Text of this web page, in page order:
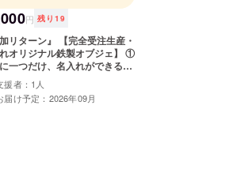
円 残り 19
加リターン』 【完全受注生産・
オリジナル鉄製オブジェ】 ①
一つだけ、名入れができる
たスポーツパークロゴ入り」
オブジェをお送りします。 デ
はサッカーボールとラグビー
援者：1人
届け予定：2026年09月